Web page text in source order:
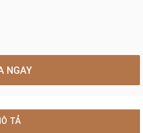
NGAY
TẢ